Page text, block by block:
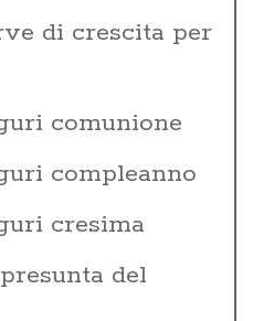
di crescita per
comunione
compleanno
cresima
del